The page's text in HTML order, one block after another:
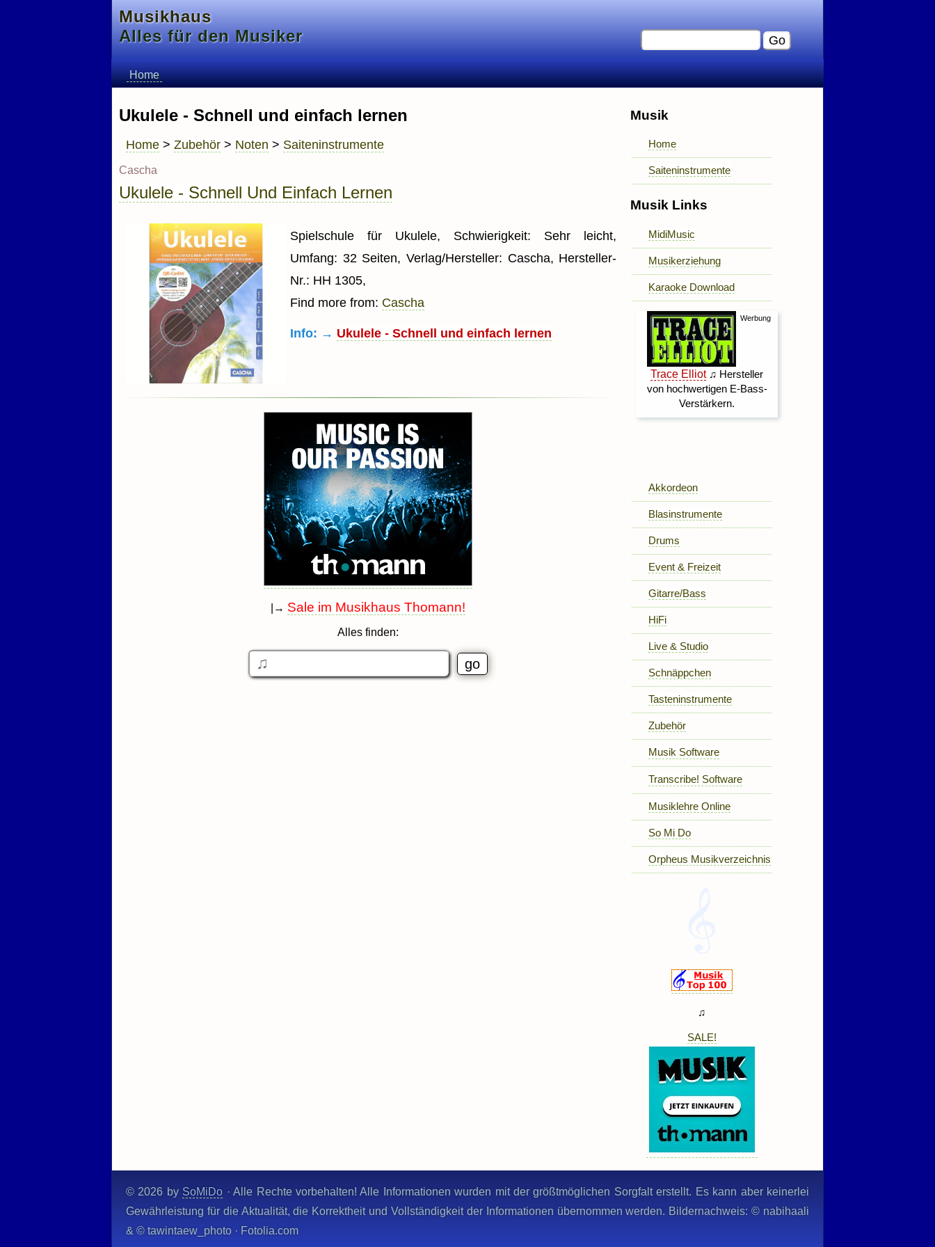
Musikhaus
Alles für den Musiker
Home
Ukulele - Schnell und einfach lernen
Home > Zubehör > Noten > Saiteninstrumente
Cascha
Ukulele - Schnell Und Einfach Lernen
Spielschule für Ukulele, Schwierigkeit: Sehr leicht,
Umfang: 32 Seiten, Verlag/Hersteller: Cascha, Hersteller-
Nr.: HH 1305,
Find more from: Cascha
Info: → Ukulele - Schnell und einfach lernen
|→ Sale im Musikhaus Thomann!
Alles finden:
Musik
Home
Saiteninstrumente
Musik Links
MidiMusic
Musikerziehung
Karaoke Download
Akkordeon
Blasinstrumente
Drums
Event & Freizeit
Gitarre/Bass
HiFi
Live & Studio
Schnäppchen
Tasteninstrumente
Zubehör
Musik Software
Transcribe! Software
Musiklehre Online
So Mi Do
Orpheus Musikverzeichnis
♫
SALE!
© 2026 by SoMiDo · Alle Rechte vorbehalten! Alle Informationen wurden mit der größtmöglichen Sorgfalt erstellt. Es kann aber keinerlei
Gewährleistung für die Aktualität, die Korrektheit und Vollständigkeit der Informationen übernommen werden. Bildernachweis: © nabihaali
& © tawintaew_photo · Fotolia.com